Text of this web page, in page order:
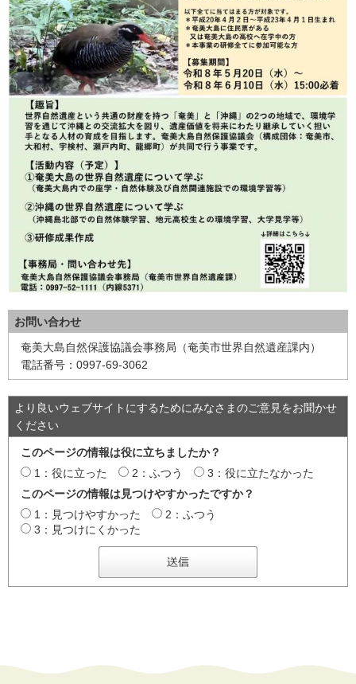
お問い合わせ
奄美大島自然保護協議会事務局（奄美市世界自然遺産課内）
電話番号：0997-69-3062
より良いウェブサイトにするためにみなさまのご意見をお聞かせ
ください
このページの情報は役に立ちましたか？
1：役に立った
2：ふつう
3：役に立たなかった
このページの情報は見つけやすかったですか？
1：見つけやすかった
2：ふつう
3：見つけにくかった